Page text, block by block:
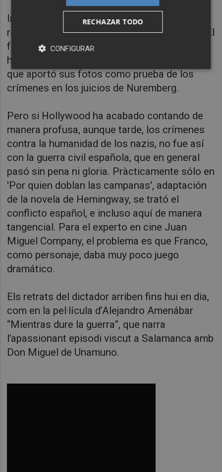
Incluso el cine español ha retratado
recientemente los campos de exterminio en El
fotógrafo de Mauthausen, que cuenta la
historia real de Francesc Boix, un republicano
que aportó sus fotos como prueba de los
crímenes en los juicios de Nuremberg.
Pero si Hollywood ha acabado contando de
manera profusa, aunque tarde, los crímenes
contra la humanidad de los nazis, no fue así
con la guerra civil española, que en general
pasó sin pena ni gloria. Pràcticamente sólo en
'Por quien doblan las campanas', adaptación
de la novela de Hemingway, se trató el
conflicto español, e incluso aquí de manera
tangencial. Para el experto en cine Juan
Miguel Company, el problema es que Franco,
como personaje, daba muy poco juego
dramático.
Els retrats del dictador arriben fins hui en dia,
com en la pel·lícula d’Alejandro Amenábar
“Mientras dure la guerra”, que narra
l’apassionant episodi viscut a Salamanca amb
Don Miguel de Unamuno.
RECHAZAR TODO
CONFIGURAR